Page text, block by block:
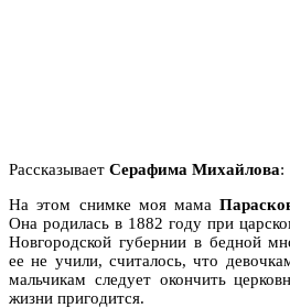
Рассказывает Серафима Михайлова:
На этом снимке моя мама
Она родилась в 1882 году при
Новгородской губернии в бедной
ее не учили, считалось, что
мальчикам следует окончить
жизни пригодится.